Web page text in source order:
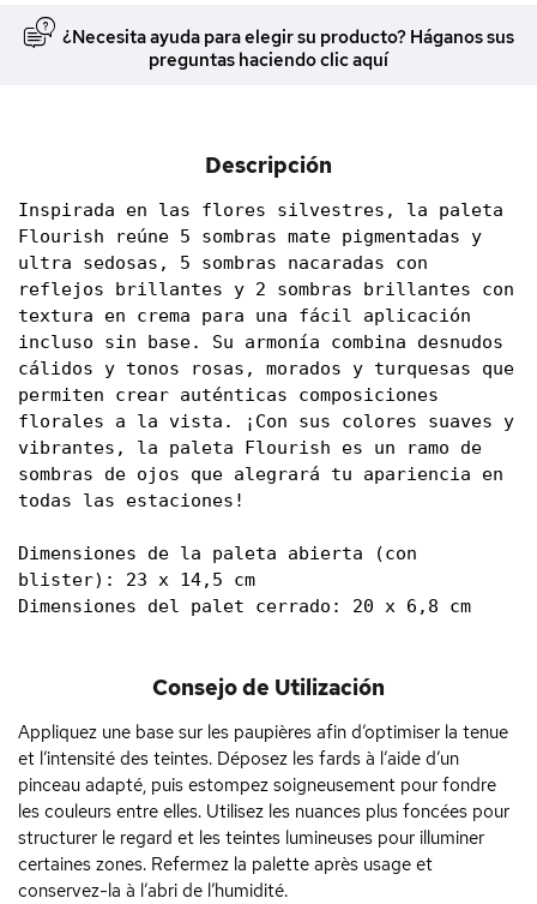
¿Necesita ayuda para elegir su producto? Háganos sus
preguntas haciendo clic aquí
Descripción
Inspirada en las flores silvestres, la paleta
Flourish reúne 5 sombras mate pigmentadas y
ultra sedosas, 5 sombras nacaradas con
reflejos brillantes y 2 sombras brillantes con
textura en crema para una fácil aplicación
incluso sin base. Su armonía combina desnudos
cálidos y tonos rosas, morados y turquesas que
permiten crear auténticas composiciones
florales a la vista. ¡Con sus colores suaves y
vibrantes, la paleta Flourish es un ramo de
sombras de ojos que alegrará tu apariencia en
todas las estaciones!
Dimensiones de la paleta abierta (con
blister): 23 x 14,5 cm
Dimensiones del palet cerrado: 20 x 6,8 cm
Consejo de Utilización
Appliquez une base sur les paupières afin d’optimiser la tenue
et l’intensité des teintes. Déposez les fards à l’aide d’un
pinceau adapté, puis estompez soigneusement pour fondre
les couleurs entre elles. Utilisez les nuances plus foncées pour
structurer le regard et les teintes lumineuses pour illuminer
certaines zones. Refermez la palette après usage et
conservez-la à l’abri de l’humidité.